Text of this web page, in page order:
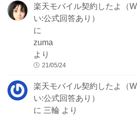
楽天モバイル契約したよ（
い:公式回答あり）
に
zuma
より
21/05/24
楽天モバイル契約したよ（
い:公式回答あり）
に三輪 より